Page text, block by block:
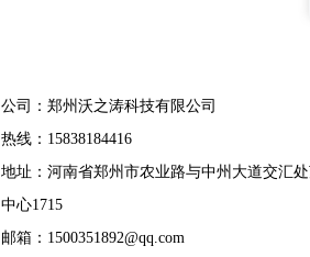
公司：郑州沃之涛科技有限公司
热线：15838184416
地址：河南省郑州市农业路与中州大道交汇
中心1715
邮箱：1500351892@qq.com